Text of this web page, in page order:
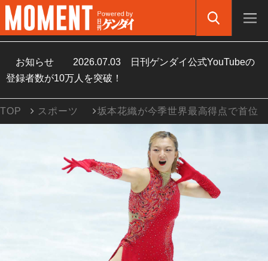
お知らせ 2026.07.03
日刊ゲンダイ公式YouTubeの
登録者数が10万人を突破！
TOP スポーツ 坂本花織が今季世界最高得点で首位